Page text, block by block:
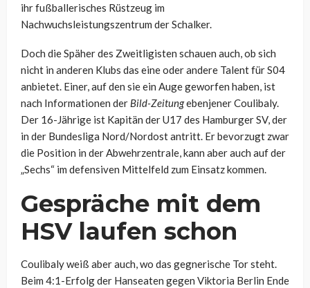
ihr fußballerisches Rüstzeug im
Nachwuchsleistungszentrum der Schalker.
Doch die Späher des Zweitligisten schauen auch, ob sich
nicht in anderen Klubs das eine oder andere Talent für S04
anbietet. Einer, auf den sie ein Auge geworfen haben, ist
nach Informationen der Bild-Zeitungebenjener Coulibaly.
Der 16-Jährige ist Kapitän der U17 des Hamburger SV, der
in der Bundesliga Nord/Nordost antritt. Er bevorzugt zwar
die Position in der Abwehrzentrale, kann aber auch auf der
„Sechs“ im defensiven Mittelfeld zum Einsatz kommen.
Gespräche mit dem
HSV laufen schon
Coulibaly weiß aber auch, wo das gegnerische Tor steht.
Beim 4:1-Erfolg der Hanseaten gegen Viktoria Berlin Ende